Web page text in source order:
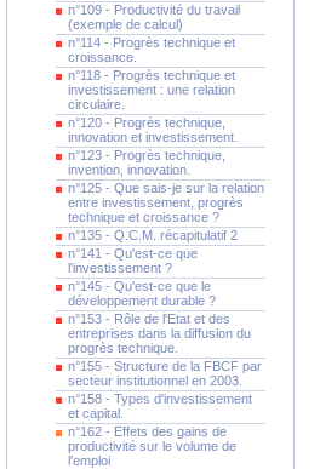
n°109 - Productivité du travail
(exemple de calcul)
n°114 - Progrès technique et
croissance.
n°118 - Progrès technique et
investissement : une relation
circulaire.
n°120 - Progrès technique,
innovation et investissement.
n°123 - Progrès technique,
invention, innovation.
n°125 - Que sais-je sur la relation
entre investissement, progrès
technique et croissance ?
n°135 - Q.C.M. récapitulatif 2
n°141 - Qu'est-ce que
l'investissement ?
n°145 - Qu'est-ce que le
développement durable ?
n°153 - Rôle de l'Etat et des
entreprises dans la diffusion du
progrès technique.
n°155 - Structure de la FBCF par
secteur institutionnel en 2003.
n°158 - Types d'investissement
et capital.
n°162 - Effets des gains de
productivité sur le volume de
l'emploi